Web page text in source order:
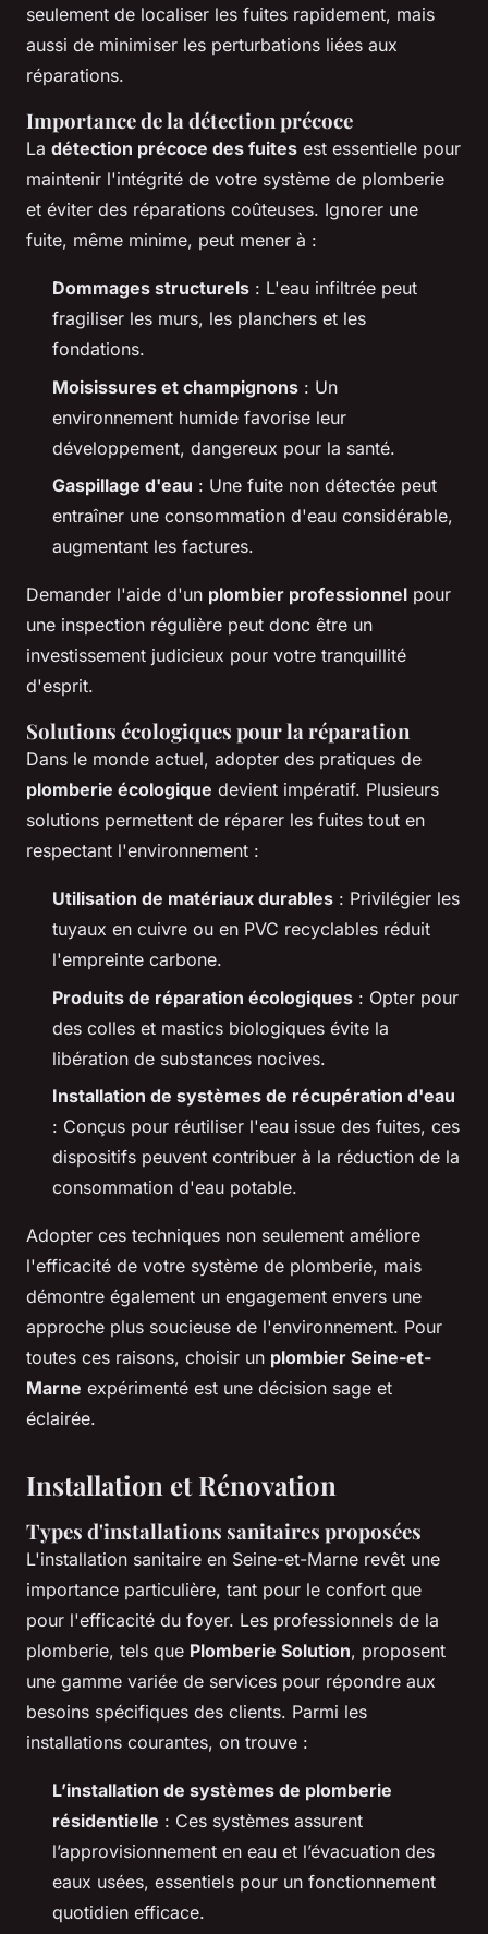
seulement de localiser les fuites rapidement, mais
aussi de minimiser les perturbations liées aux
réparations.
Importance de la détection précoce
La détection précoce des fuites est essentielle pour
maintenir l'intégrité de votre système de plomberie
et éviter des réparations coûteuses. Ignorer une
fuite, même minime, peut mener à :
Dommages structurels : L'eau infiltrée peut
fragiliser les murs, les planchers et les
fondations.
Moisissures et champignons : Un
environnement humide favorise leur
développement, dangereux pour la santé.
Gaspillage d'eau : Une fuite non détectée peut
entraîner une consommation d'eau considérable,
augmentant les factures.
Demander l'aide d'un plombier professionnel pour
une inspection régulière peut donc être un
investissement judicieux pour votre tranquillité
d'esprit.
Solutions écologiques pour la réparation
Dans le monde actuel, adopter des pratiques de
plomberie écologique devient impératif. Plusieurs
solutions permettent de réparer les fuites tout en
respectant l'environnement :
Utilisation de matériaux durables : Privilégier les
tuyaux en cuivre ou en PVC recyclables réduit
l'empreinte carbone.
Produits de réparation écologiques : Opter pour
des colles et mastics biologiques évite la
libération de substances nocives.
Installation de systèmes de récupération d'eau
: Conçus pour réutiliser l'eau issue des fuites, ces
dispositifs peuvent contribuer à la réduction de la
consommation d'eau potable.
Adopter ces techniques non seulement améliore
l'efficacité de votre système de plomberie, mais
démontre également un engagement envers une
approche plus soucieuse de l'environnement. Pour
toutes ces raisons, choisir un plombier Seine-et-
Marne expérimenté est une décision sage et
éclairée.
Installation et Rénovation
Types d'installations sanitaires proposées
L'installation sanitaire en Seine-et-Marne revêt une
importance particulière, tant pour le confort que
pour l'efficacité du foyer. Les professionnels de la
plomberie, tels que Plomberie Solution, proposent
une gamme variée de services pour répondre aux
besoins spécifiques des clients. Parmi les
installations courantes, on trouve :
L’installation de systèmes de plomberie
résidentielle : Ces systèmes assurent
l’approvisionnement en eau et l’évacuation des
eaux usées, essentiels pour un fonctionnement
quotidien efficace.